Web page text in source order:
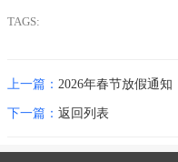
TAGS:
上一篇： 2026年春节放假通知
下一篇： 返回列表